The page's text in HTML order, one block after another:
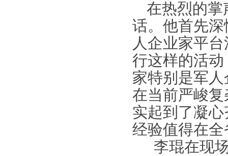
在热烈的掌
话。他首先
人企业家平
行这样的活
家特别是军
在当前严峻
实起到了凝
经验值得在
李琨在现